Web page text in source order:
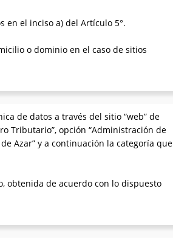
en el inciso a) del Artículo 5°.
o dominio en el caso de sitios
de datos a través del sitio “web” de
Tributario”, opción “Administración de
Azar” y a continuación la categoría que
obtenida de acuerdo con lo dispuesto